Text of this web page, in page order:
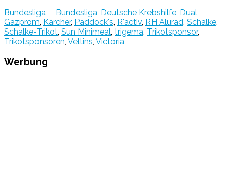
Bundesliga
Bundesliga, Deutsche Krebshilfe, Dual,
Gazprom, Kärcher, Paddock's, R'activ, RH Alurad, Schalke,
Schalke-Trikot, Sun Minimeal, trigema, Trikotsponsor,
Trikotsponsoren, Veltins, Victoria
Werbung